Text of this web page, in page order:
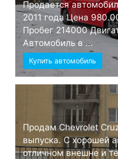
Продается
2011 года Цена
Пробег 214000
Автомобиль в ...
Купить автомобиль
Продам Chevrolet
выпуска. С хорошей
отличном внешне и